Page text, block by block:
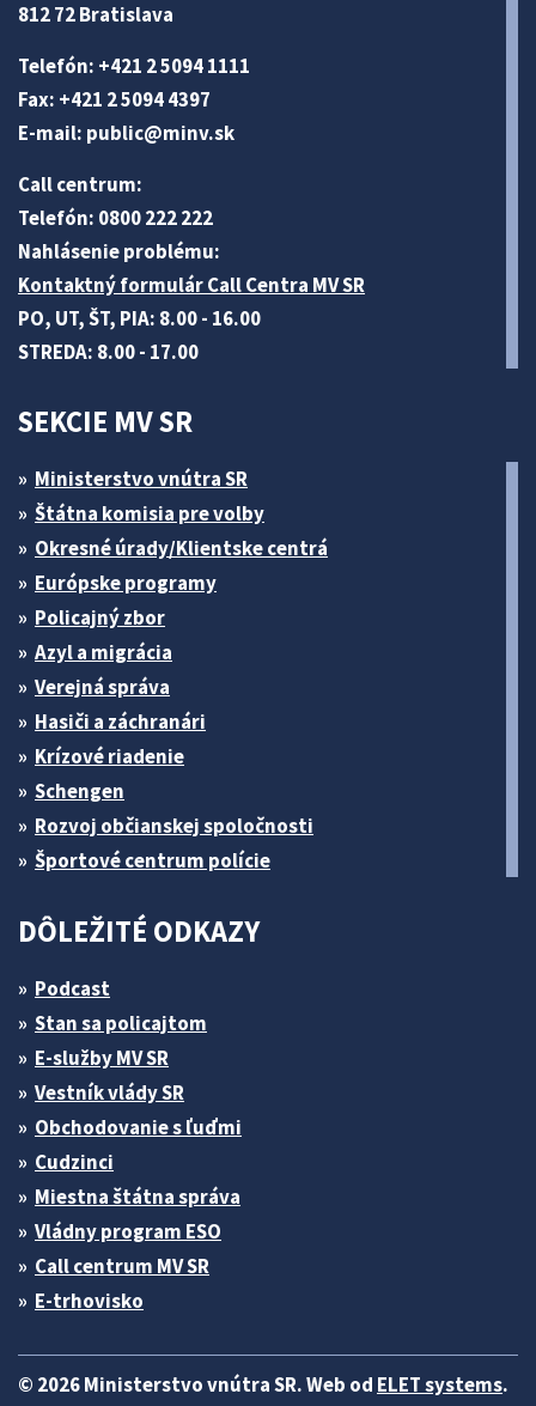
812 72 Bratislava
Telefón: +421 2 5094 1111
Fax: +421 2 5094 4397
E-mail: public@minv.sk
Call centrum:
Telefón: 0800 222 222
Nahlásenie problému:
Kontaktný formulár Call Centra MV SR
PO, UT, ŠT, PIA: 8.00 - 16.00
STREDA: 8.00 - 17.00
SEKCIE MV SR
Ministerstvo vnútra SR
Štátna komisia pre volby
Okresné úrady/Klientske centrá
Európske programy
Policajný zbor
Azyl a migrácia
Verejná správa
Hasiči a záchranári
Krízové riadenie
Schengen
Rozvoj občianskej spoločnosti
Športové centrum polície
DÔLEŽITÉ ODKAZY
Podcast
Stan sa policajtom
E-služby MV SR
Vestník vlády SR
Obchodovanie s ľuďmi
Cudzinci
Miestna štátna správa
Vládny program ESO
Call centrum MV SR
E-trhovisko
© 2026 Ministerstvo vnútra SR. Web od ELET systems.